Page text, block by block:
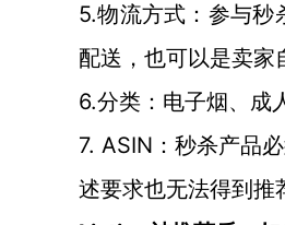
5.物流方式：参与秒
配送，也可以是卖家
6.分类：电子烟、成
7. ASIN：秒杀产品
述要求也无法得到推